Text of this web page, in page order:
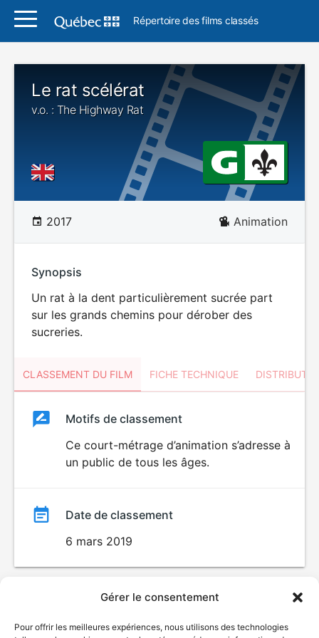
Gérer le consentement
Pour offrir les meilleures expériences, nous utilisons des technologies
Répertoire des films classés
Le rat scélérat
v.o. : The Highway Rat
2017 Animation
Synopsis
Un rat à la dent particulièrement sucrée part
sur les grands chemins pour dérober des
sucreries.
CLASSEMENT DU FILM FICHE TECHNIQUE
ClassementClassement
Motifs de classement
Ce court-métrage d’animation s’adresse à
un public de tous les âges.
Date de classement
6 mars 2019